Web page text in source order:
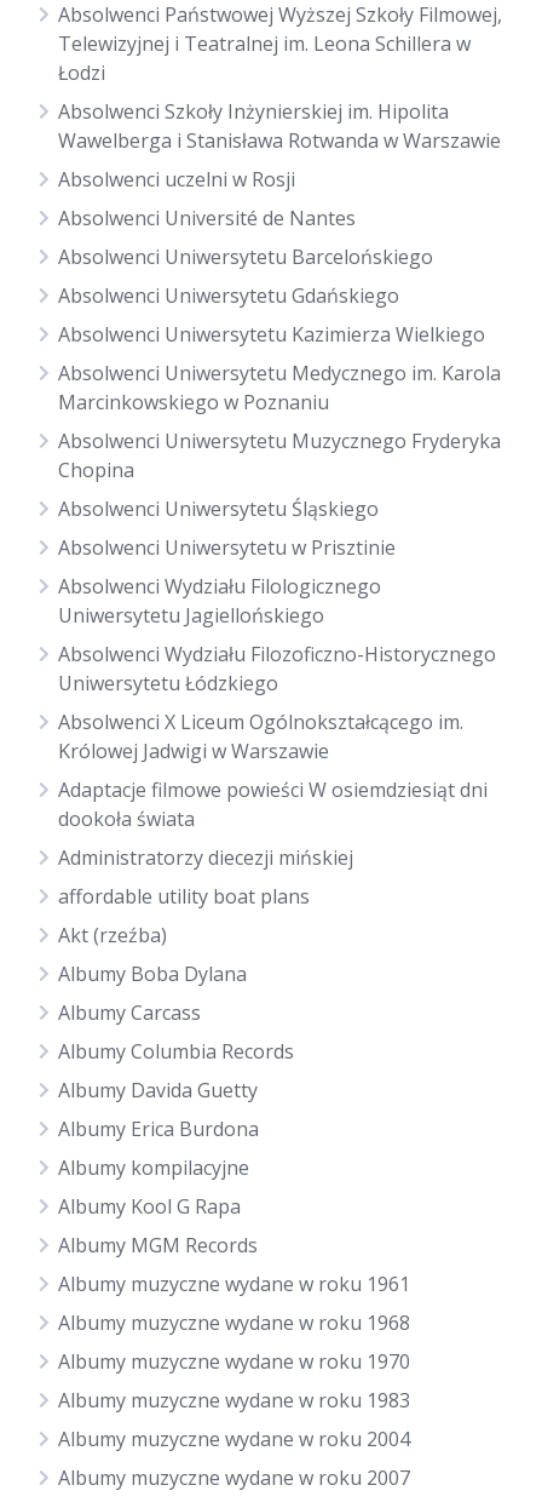
Absolwenci Państwowej Wyższej Szkoły Filmowej,
Telewizyjnej i Teatralnej im. Leona Schillera w
Łodzi
Absolwenci Szkoły Inżynierskiej im. Hipolita
Wawelberga i Stanisława Rotwanda w Warszawie
Absolwenci uczelni w Rosji
Absolwenci Université de Nantes
Absolwenci Uniwersytetu Barcelońskiego
Absolwenci Uniwersytetu Gdańskiego
Absolwenci Uniwersytetu Kazimierza Wielkiego
Absolwenci Uniwersytetu Medycznego im. Karola
Marcinkowskiego w Poznaniu
Absolwenci Uniwersytetu Muzycznego Fryderyka
Chopina
Absolwenci Uniwersytetu Śląskiego
Absolwenci Uniwersytetu w Prisztinie
Absolwenci Wydziału Filologicznego
Uniwersytetu Jagiellońskiego
Absolwenci Wydziału Filozoficzno-Historycznego
Uniwersytetu Łódzkiego
Absolwenci X Liceum Ogólnokształcącego im.
Królowej Jadwigi w Warszawie
Adaptacje filmowe powieści W osiemdziesiąt dni
dookoła świata
Administratorzy diecezji mińskiej
affordable utility boat plans
Akt (rzeźba)
Albumy Boba Dylana
Albumy Carcass
Albumy Columbia Records
Albumy Davida Guetty
Albumy Erica Burdona
Albumy kompilacyjne
Albumy Kool G Rapa
Albumy MGM Records
Albumy muzyczne wydane w roku 1961
Albumy muzyczne wydane w roku 1968
Albumy muzyczne wydane w roku 1970
Albumy muzyczne wydane w roku 1983
Albumy muzyczne wydane w roku 2004
Albumy muzyczne wydane w roku 2007